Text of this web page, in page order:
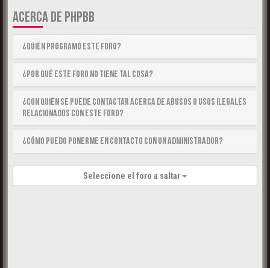
ACERCA DE PHPBB
¿Quién programó este foro?
¿Por qué este foro no tiene tal cosa?
¿Con quién se puede contactar acerca de abusos o usos ilegales
relacionados con este foro?
¿Cómo puedo ponerme en contacto con un Administrador?
Seleccione el foro a saltar